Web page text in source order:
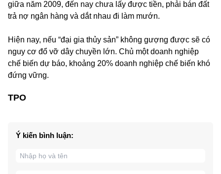
giữa năm 2009, đến nay chưa lấy được tiền, phải bán đất
trả nợ ngân hàng và dắt nhau đi làm mướn.
Hiện nay, nếu “đại gia thủy sản” không gượng được sẽ có
nguy cơ đổ vỡ dây chuyền lớn. Chủ một doanh nghiệp
chế biến dự báo, khoảng 20% doanh nghiệp chế biến khó
đứng vững.
TPO
Ý kiến bình luận: